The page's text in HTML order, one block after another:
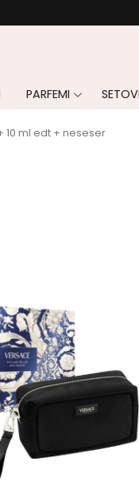
PARFEMI SETOVI
10 ml edt + neseser